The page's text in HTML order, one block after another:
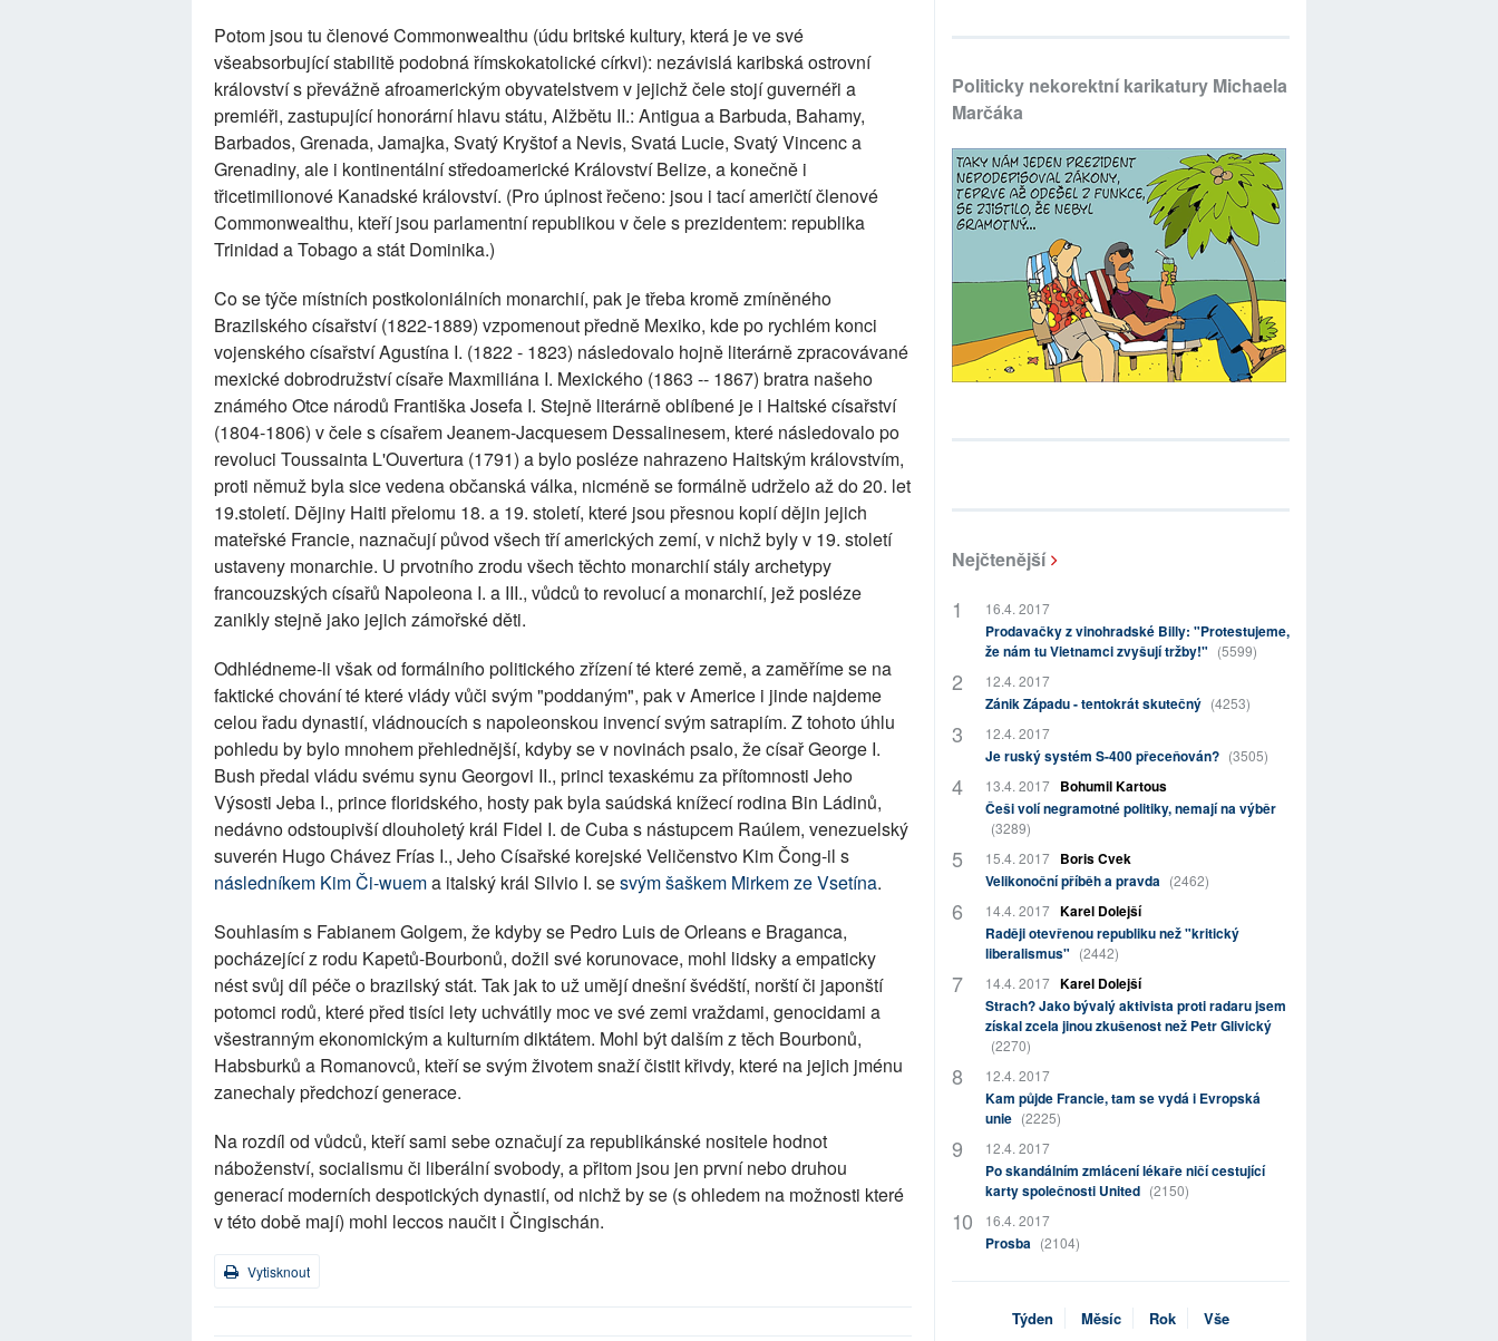
Potom jsou tu členové Commonwealthu (údu britské kultury, která je ve své
všeabsorbující stabilitě podobná římskokatolické církvi): nezávislá karibská ostrovní
království s převážně afroamerickým obyvatelstvem v jejichž čele stojí guvernéři a
premiéři, zastupující honorární hlavu státu, Alžbětu II.: Antigua a Barbuda, Bahamy,
Barbados, Grenada, Jamajka, Svatý Kryštof a Nevis, Svatá Lucie, Svatý Vincenc a
Grenadiny, ale i kontinentální středoamerické Království Belize, a konečně i
třicetimilionové Kanadské království. (Pro úplnost řečeno: jsou i tací američtí členové
Commonwealthu, kteří jsou parlamentní republikou v čele s prezidentem: republika
Trinidad a Tobago a stát Dominika.)
Co se týče místních postkoloniálních monarchií, pak je třeba kromě zmíněného
Brazilského císařství (1822-1889) vzpomenout předně Mexiko, kde po rychlém konci
vojenského císařství Agustína I. (1822 - 1823) následovalo hojně literárně zpracovávané
mexické dobrodružství císaře Maxmiliána I. Mexického (1863 -- 1867) bratra našeho
známého Otce národů Františka Josefa I. Stejně literárně oblíbené je i Haitské císařství
(1804-1806) v čele s císařem Jeanem-Jacquesem Dessalinesem, které následovalo po
revoluci Toussainta L'Ouvertura (1791) a bylo posléze nahrazeno Haitským královstvím,
proti němuž byla sice vedena občanská válka, nicméně se formálně udrželo až do 20. let
19.století. Dějiny Haiti přelomu 18. a 19. století, které jsou přesnou kopií dějin jejich
mateřské Francie, naznačují původ všech tří amerických zemí, v nichž byly v 19. století
ustaveny monarchie. U prvotního zrodu všech těchto monarchií stály archetypy
francouzských císařů Napoleona I. a III., vůdců to revolucí a monarchií, jež posléze
zanikly stejně jako jejich zámořské děti.
Odhlédneme-li však od formálního politického zřízení té které země, a zaměříme se na
faktické chování té které vlády vůči svým "poddaným", pak v Americe i jinde najdeme
celou řadu dynastií, vládnoucích s napoleonskou invencí svým satrapiím. Z tohoto úhlu
pohledu by bylo mnohem přehlednější, kdyby se v novinách psalo, že císař George I.
Bush předal vládu svému synu Georgovi II., princi texaskému za přítomnosti Jeho
Výsosti Jeba I., prince floridského, hosty pak byla saúdská knížecí rodina Bin Ládinů,
nedávno odstoupivší dlouholetý král Fidel I. de Cuba s nástupcem Raúlem, venezuelský
suverén Hugo Chávez Frías I., Jeho Císařské korejské Veličenstvo Kim Čong-il s
následníkem Kim Či-wuema italský král Silvio I. sesvým šaškem Mirkem ze Vsetína.
Souhlasím s Fabianem Golgem, že kdyby se Pedro Luis de Orleans e Braganca,
pocházející z rodu Kapetů-Bourbonů, dožil své korunovace, mohl lidsky a empaticky
nést svůj díl péče o brazilský stát. Tak jak to už umějí dnešní švédští, norští či japonští
potomci rodů, které před tisíci lety uchvátily moc ve své zemi vraždami, genocidami a
všestranným ekonomickým a kulturním diktátem. Mohl být dalším z těch Bourbonů,
Habsburků a Romanovců, kteří se svým životem snaží čistit křivdy, které na jejich jménu
zanechaly předchozí generace.
Na rozdíl od vůdců, kteří sami sebe označují za republikánské nositele hodnot
náboženství, socialismu či liberální svobody, a přitom jsou jen první nebo druhou
generací moderních despotických dynastií, od nichž by se (s ohledem na možnosti které
v této době mají) mohl leccos naučit i Čingischán.
Vytisknout
Politicky nekorektní karikatury Michaela
Marčáka
Nejčtenější
16.4. 2017
Prodavačky z vinohradské Billy: "Protestujeme,
že nám tu Vietnamci zvyšují tržby!" (5599)
12.4. 2017
Zánik Západu - tentokrát skutečný (4253)
12.4. 2017
Je ruský systém S-400 přeceňován? (3505)
13.4. 2017
Bohumil Kartous
Češi volí negramotné politiky, nemají na výběr
(3289)
15.4. 2017
Boris Cvek
Velikonoční příběh a pravda (2462)
14.4. 2017 Karel Dolejší
Raději otevřenou republiku než "kritický
liberalismus" (2442)
14.4. 2017 Karel Dolejší
Strach? Jako bývalý aktivista proti radaru jsem
získal zcela jinou zkušenost než Petr Glivický
(2270)
12.4. 2017
Kam půjde Francie, tam se vydá i Evropská
unie (2225)
12.4. 2017
Po skandálním zmlácení lékaře ničí cestující
karty společnosti United (2150)
16.4. 2017
Prosba (2104)
Týden Měsíc Rok Vše